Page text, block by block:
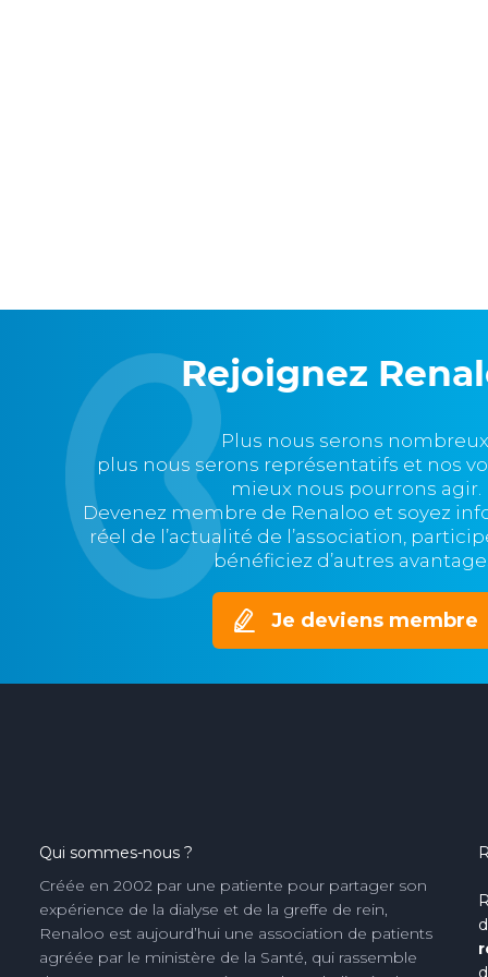
Rejoignez
Plus nous serons
plus nous serons représentatifs et nos
mieux nous pourrons agir.
Devenez membre de Renaloo et soyez
réel de l’actualité de l’association,
bénéficiez d’autres
Je deviens membre
Qui sommes-nous ?
Créée en 2002 par une patiente pour partager son
expérience de la dialyse et de la greffe de rein,
Renaloo est aujourd’hui une association de patients
agréée par le ministère de la Santé, qui rassemble